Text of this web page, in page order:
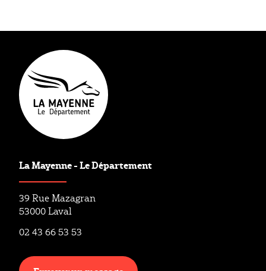
La Mayenne - Le Département
39 Rue Mazagran
53000 Laval
02 43 66 53 53